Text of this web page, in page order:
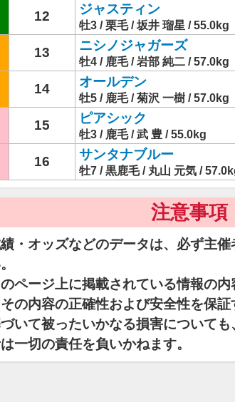
12 ジャスティン
牡3 / 栗毛 / 坂井 瑠星 / 55.0kg
13 ニシノジャガーズ
牡4 / 鹿毛 / 岩部 純二 / 57.0kg
14 オールデン
牡5 / 鹿毛 / 菊沢 一樹 / 57.0kg
15 ピアシック
牡3 / 鹿毛 / 武 豊 / 55.0kg
16 サンタナブルー
牡7 / 黒鹿毛 / 丸山 元気 /
注意事項
・オッズなどのデータは、必ず主
ページ上に掲載されている情報の
の内容の正確性および安全性を保
いて被ったいかなる損害について
一切の責任を負いかねます。